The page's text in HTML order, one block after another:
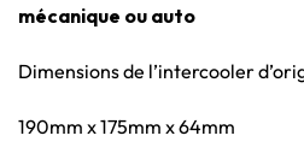
mécanique ou auto
Dimensions de l’intercooler
190mm x 175mm x 64mm